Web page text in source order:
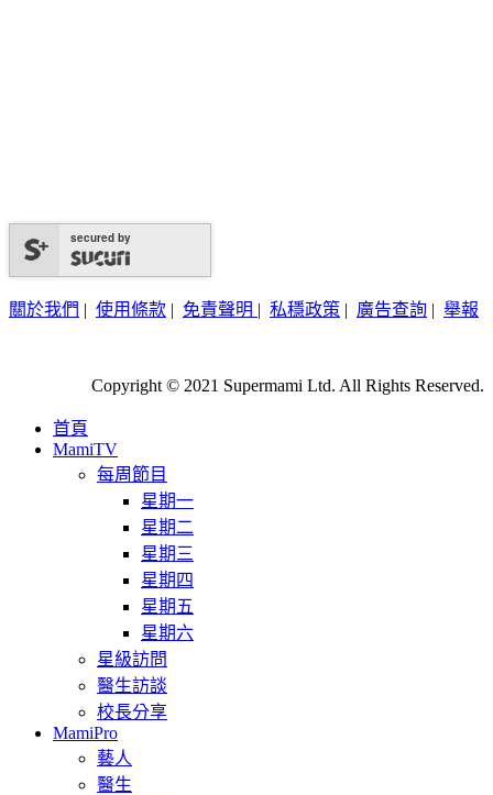
secured by
關於我們 | 使用條款 | 免責聲明 | 私穩政策 | 廣告查詢 | 舉報
Copyright © 2021 Supermami Ltd. All Rights Reserved.
首頁
MamiTV
每周節目
星期一
星期二
星期三
星期四
星期五
星期六
星級訪問
醫生訪談
校長分享
MamiPro
藝人
醫生